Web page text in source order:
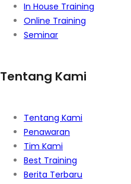
In House Training
Online Training
Seminar
Tentang Kami
Tentang Kami
Penawaran
Tim Kami
Best Training
Berita Terbaru